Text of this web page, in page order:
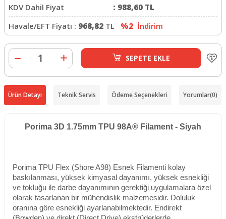
KDV Dahil Fiyat
: 988,60 TL
Havale/EFT Fiyatı : 968,82 TL %2 İndirim
SEPETE EKLE
Ürün Detayı Teknik Servis Ödeme Seçenekleri Yorumlar(0)
Porima 3D 1.75mm TPU 98A® Filament - Siyah
Porima TPU Flex (Shore A98) Esnek Filamenti kolay
baskılanması, yüksek kimyasal dayanımı, yüksek esnekliği
ve tokluğu ile darbe dayanımının gerektiği uygulamalara özel
olarak tasarlanan bir mühendislik malzemesidir. Doluluk
oranına göre esnekliği ayarlanabilmektedir. Endirekt